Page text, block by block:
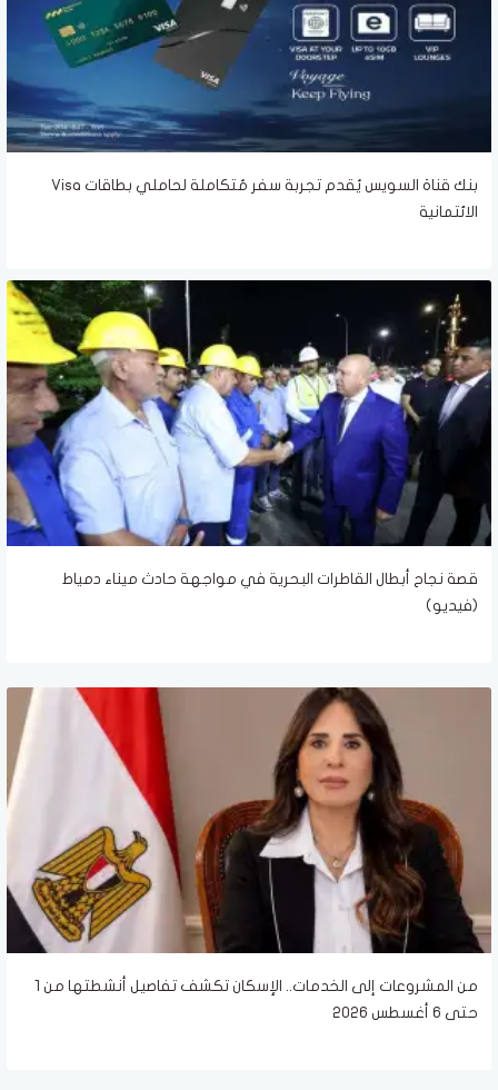
بنك قناة السويس يُقدم تجربة سفر مُتكاملة لحاملي بطاقات Visa
الائتمانية
قصة نجاح أبطال القاطرات البحرية في مواجهة حادث ميناء دمياط
(فيديو)
من المشروعات إلى الخدمات.. الإسكان تكشف تفاصيل أنشطتها من 1
حتى 6 أغسطس 2026